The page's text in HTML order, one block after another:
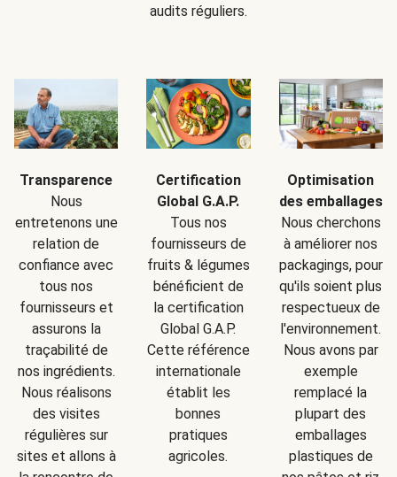
audits réguliers.
Transparence
Nous
entretenons une
relation de
confiance avec
tous nos
fournisseurs et
assurons la
traçabilité de
nos ingrédients.
Nous réalisons
des visites
régulières sur
sites et allons à
Certification
Global G.A.P.
Tous nos
fournisseurs de
fruits & légumes
bénéficient de
la certification
Global G.A.P.
Cette référence
internationale
établit les
bonnes
pratiques
agricoles.
Optimisation
des emballages
Nous cherchons
à améliorer nos
packagings, pour
qu'ils soient plus
respectueux de
l'environnement.
Nous avons par
exemple
remplacé la
plupart des
emballages
plastiques de